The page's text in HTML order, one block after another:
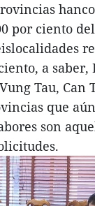
por ciento
a saber,
Tau, Can
que
son